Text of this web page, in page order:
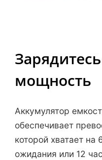
мощность
Аккумулятор
обеспечивает
которой хватает
ожидания или 12